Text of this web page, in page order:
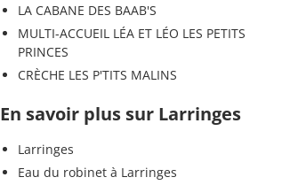
LA CABANE DES BAAB'S
MULTI-ACCUEIL LÉA ET LÉO LES PETITS
PRINCES
CRÈCHE LES P'TITS MALINS
En savoir plus sur Larringes
Larringes
Eau du robinet à Larringes